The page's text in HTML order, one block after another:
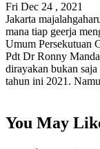
Fri Dec 24 , 2021
Jakarta
mana tiap geerja
Umum Persekutuan
Pdt Dr Ronny
dirayakan bukan
tahun ini 2021.
You May